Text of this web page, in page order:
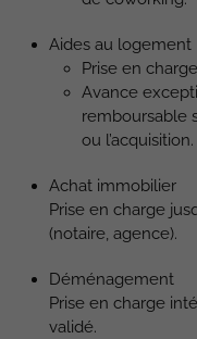
Aides au logement
Prise en
Avance
remboursable
ou l’acquisition.
Achat immobilier
Prise en charge
(notaire, agence).
Déménagement
Prise en charge
validé.